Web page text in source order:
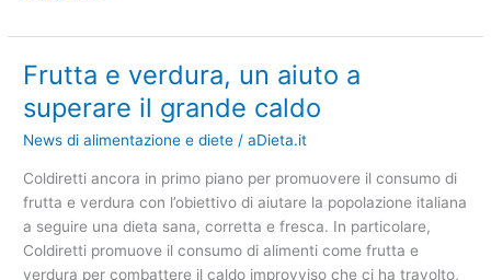
Frutta e verdura, un aiuto a
superare il grande caldo
News di alimentazione e diete /aDieta.it
Coldiretti ancora in primo piano per promuovere il consumo di
frutta e verdura con l’obiettivo di aiutare la popolazione italiana
a seguire una dieta sana, corretta e fresca. In particolare,
Coldiretti promuove il consumo di alimenti come frutta e
verdura per combattere il caldo improvviso che ci ha travolto,
Frutta
verdura,
un